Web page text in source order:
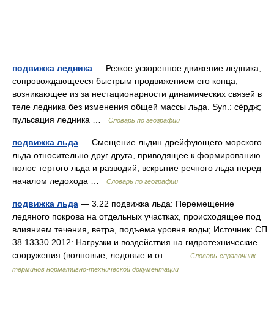
подвижка ледника — Резкое ускоренное движение ледника,
сопровождающееся быстрым продвижением его конца,
возникающее из за нестационарности динамических связей в
теле ледника без изменения общей массы льда. Syn.: сёрдж;
пульсация ледника …
Словарь по географии
подвижка льда — Смещение льдин дрейфующего морского
льда относительно друг друга, приводящее к формированию
полос тертого льда и разводий; вскрытие речного льда перед
началом ледохода …
Словарь по географии
подвижка льда — 3.22 подвижка льда: Перемещение
ледяного покрова на отдельных участках, происходящее под
влиянием течения, ветра, подъема уровня воды; Источник: СП
38.13330.2012: Нагрузки и воздействия на гидротехнические
сооружения (волновые, ледовые и от… …
Словарь-справочник
терминов нормативно-технической документации